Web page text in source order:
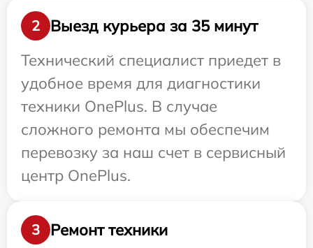
2
Выезд курьера за 35 минут
Технический специалист приедет в
удобное время для диагностики
техники OnePlus. В случае
сложного ремонта мы обеспечим
перевозку за наш счет в сервисный
центр OnePlus.
3 Ремонт техники